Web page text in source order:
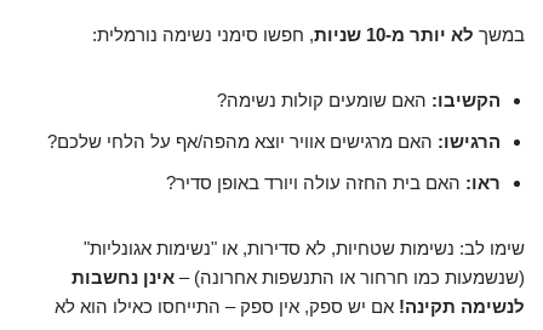
במשך לא יותר מ-10 שניות , חפשו סימני נשימה נורמלית:
הקשיבו: האם שומעים קולות נשימה?
הרגישו: האם מרגישים אוויר יוצא מהפה/אף על הלחי שלכם?
ראו: האם בית החזה עולה ויורד באופן סדיר?
שימו לב: נשימות שטחיות, לא סדירות, או "נשימות אגונליות"
(שנשמעות כמו חרחור או התנשפות אחרונה) – אינן נחשבות
לנשימה תקינה! אם יש ספק, אין ספק – התייחסו כאילו הוא לא